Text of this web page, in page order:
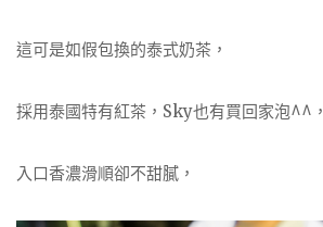
這可是如假包換的泰式奶茶，
採用泰國特有紅茶，Sky也有買回家泡^^，
入口香濃滑順卻不甜膩，